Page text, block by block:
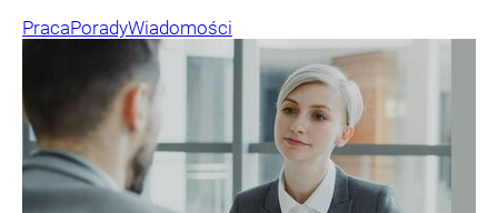
PracaPoradyWiadomości